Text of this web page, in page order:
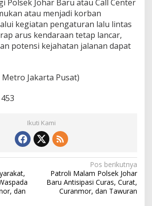
L
i
n
t
a
s
n
d
a
C
u
a
s
Polsek Johar Baru atau Call Center
atau menjadi korban
kegiatan pengaturan lalu lintas
arus kendaraan tetap lancar,
potensi kejahatan jalanan dapat
Jakarta Pusat)
453
Ikuti Kami
dan
Pos berikutnya
Patroli Malam Polsek Johar
Baru Antisipasi Curas, Curat,
Curanmor, dan Tawuran